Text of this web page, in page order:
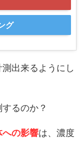
グ
出来るようにし
るのか？
への影響は、濃度